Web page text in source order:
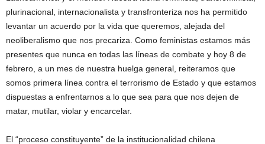
plurinacional, internacionalista y transfronteriza nos ha permitido
levantar un acuerdo por la vida que queremos, alejada del
neoliberalismo que nos precariza. Como feministas estamos más
presentes que nunca en todas las líneas de combate y hoy 8 de
febrero, a un mes de nuestra huelga general, reiteramos que
somos primera línea contra el terrorismo de Estado y que estamos
dispuestas a enfrentarnos a lo que sea para que nos dejen de
matar, mutilar, violar y encarcelar.
El “proceso constituyente” de la institucionalidad chilena